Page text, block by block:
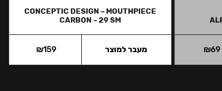
₪69
CONCEPTIC DESIGN – MOUTHPIECE
CARBON – 29 SM
₪159 מעבר למוצר